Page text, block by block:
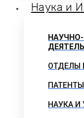
Наука и
ОТДЕЛЫ
ПАТЕНТЫ
НАУКА И